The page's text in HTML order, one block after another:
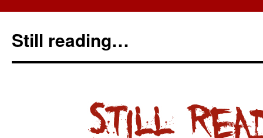
Still reading…